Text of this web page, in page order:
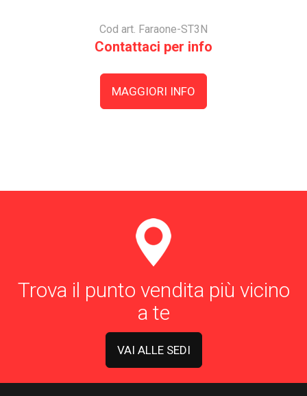
Cod art. Faraone-ST3N
Contattaci per info
MAGGIORI INFO
Trova il punto vendita più vicino
a te
VAI ALLE SEDI